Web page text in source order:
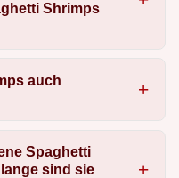
Shrimps
auch
Spaghetti
sind sie